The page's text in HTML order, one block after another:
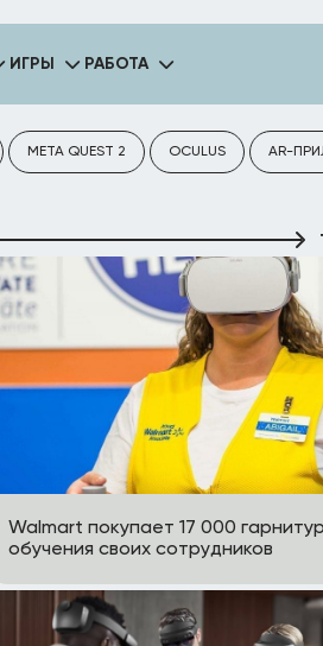
ИГРЫ РАБОТА
META QUEST 2 OCULUS AR-
Walmart покупает 17 000
обучения своих сотрудников